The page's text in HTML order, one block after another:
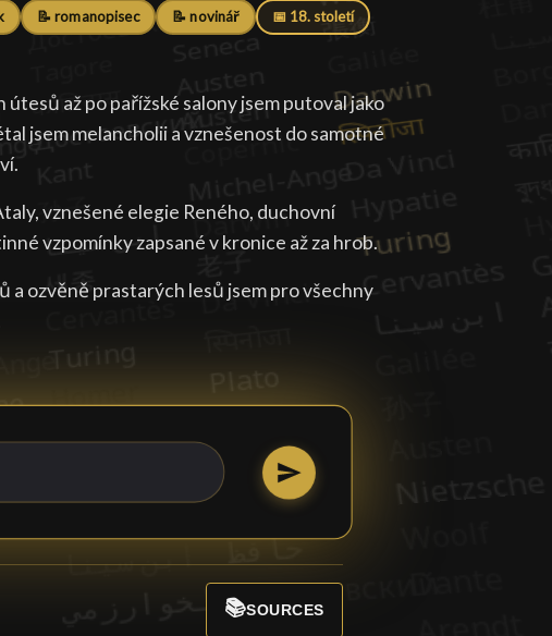
📝 romanopisec 📝 novinář 📅 18. století
až po pařížské salony jsem putoval jako
jsem melancholii a vznešenost do samotné
vznešené elegie Reného, duchovní
vzpomínky zapsané v kronice až za hrob.
ozvěně prastarých lesů jsem pro všechny
📚SOURCES